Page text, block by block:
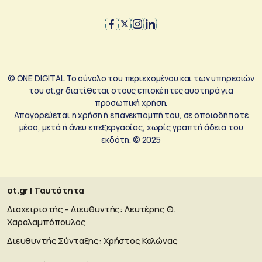
© ONE DIGITAL Το σύνολο του περιεχομένου και των υπηρεσιών
του ot.gr διατίθεται στους επισκέπτες αυστηρά για
προσωπική χρήση.
Απαγορεύεται η χρήση ή επανεκπομπή του, σε οποιοδήποτε
μέσο, μετά ή άνευ επεξεργασίας, χωρίς γραπτή άδεια του
εκδότη. © 2025
ot.gr | Ταυτότητα
Διαχειριστής - Διευθυντής: Λευτέρης Θ.
Χαραλαμπόπουλος
Διευθυντής Σύνταξης: Χρήστος Κολώνας